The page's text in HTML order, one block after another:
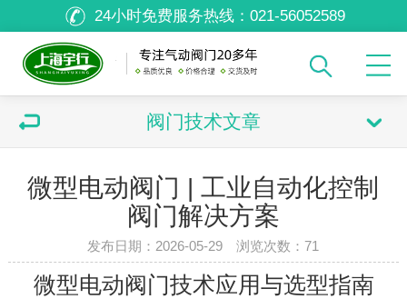
24小时免费服务热线： 021-56052589
阀门技术文章
微型电动阀门 | 工业自动化控制
阀门解决方案
发布日期：2026-05-29 浏览次数：71
微型电动阀门技术应用与选型指南